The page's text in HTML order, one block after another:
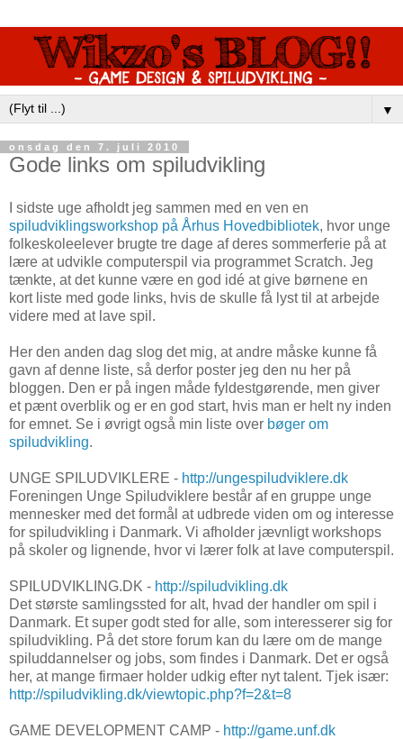
▼
onsdag den 7. juli 2010
Gode links om spiludvikling
I sidste uge afholdt jeg sammen med en ven en
spiludviklingsworkshop på Århus Hovedbibliotek, hvor unge
folkeskoleelever brugte tre dage af deres sommerferie på at
lære at udvikle computerspil via programmet Scratch. Jeg
tænkte, at det kunne være en god idé at give børnene en
kort liste med gode links, hvis de skulle få lyst til at arbejde
videre med at lave spil.
Her den anden dag slog det mig, at andre måske kunne få
gavn af denne liste, så derfor poster jeg den nu her på
bloggen. Den er på ingen måde fyldestgørende, men giver
et pænt overblik og er en god start, hvis man er helt ny inden
for emnet. Se i øvrigt også min liste over bøger om
spiludvikling.
UNGE SPILUDVIKLERE - http://ungespiludviklere.dk
Foreningen Unge Spiludviklere består af en gruppe unge
mennesker med det formål at udbrede viden om og interesse
for spiludvikling i Danmark. Vi afholder jævnligt workshops
på skoler og lignende, hvor vi lærer folk at lave computerspil.
SPILUDVIKLING.DK - http://spiludvikling.dk
Det største samlingssted for alt, hvad der handler om spil i
Danmark. Et super godt sted for alle, som interesserer sig for
spiludvikling. På det store forum kan du lære om de mange
spiluddannelser og jobs, som findes i Danmark. Det er også
her, at mange firmaer holder udkig efter nyt talent. Tjek især:
http://spiludvikling.dk/viewtopic.php?f=2&t=8
GAME DEVELOPMENT CAMP - http://game.unf.dk